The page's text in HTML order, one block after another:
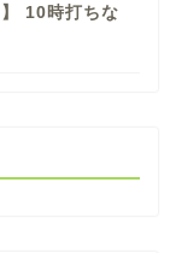
10時打ちな